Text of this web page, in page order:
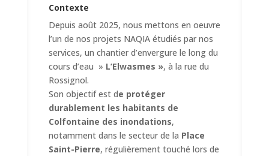
Contexte
Depuis août 2025, nous mettons en oeuvre
l’un de nos projets NAQIA étudiés par nos
services, un chantier d’envergure le long du
cours d’eau » L’Elwasmes », à la rue du
Rossignol.
Son objectif est de protéger
durablement les habitants de
Colfontaine des inondations,
notamment dans le secteur de la Place
Saint-Pierre, régulièrement touché lors de